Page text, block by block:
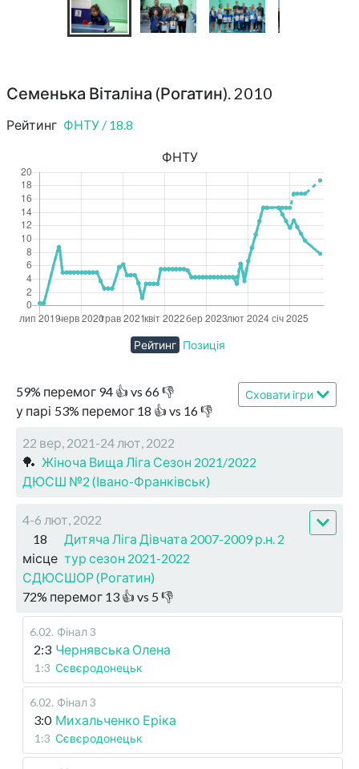
Семенька Віталіна (Рогатин). 2010
Рейтинг ФНТУ / 18.8
59% перемог 94 👍 vs 66👎
у парі 53% перемог 18 👍 vs 16👎
Сховати ігри
22 вер, 2021-24 лют, 2022
🏓 Жіноча Вища Ліга Сезон 2021/2022
ДЮСШ №2 (Івано-Франківськ)
4-6 лют, 2022
18
місце
Дитяча Ліга Дівчата 2007-2009 р.н. 2
тур сезон 2021-2022
СДЮСШОР (Рогатин)
72% перемог 13 👍 vs 5 👎
6.02. Фінал 3
2:3 Чернявська Олена
1:3 Сєвєродонецьк
6.02. Фінал 3
3:0 Михальченко Еріка
1:3 Сєвєродонецьк
ФНТУ
Рейтинг Позиція